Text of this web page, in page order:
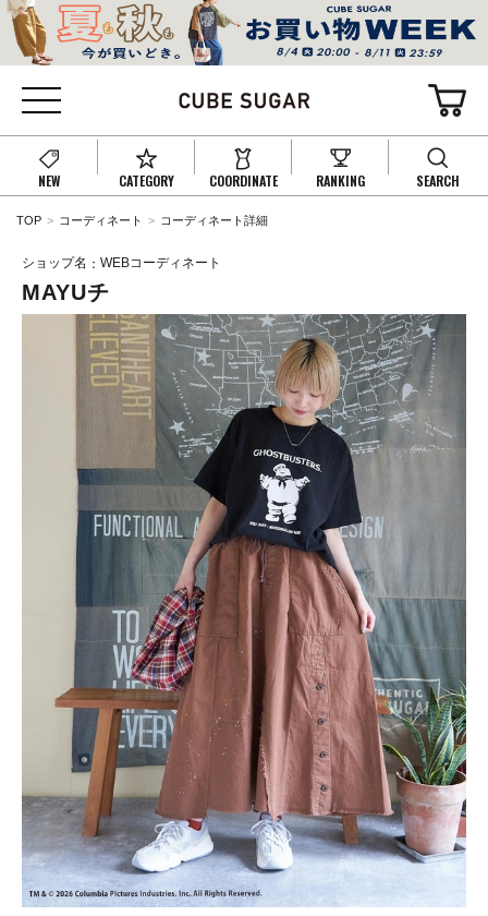
NEW CATEGORY COORDINATE RANKING SEARCH
TOP コーディネート コーディネート詳細
ショップ名 WEBコーディネート
MAYUチ